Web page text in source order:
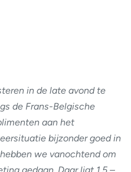
in de late avond te
de Frans-Belgische
aan het
bijzonder goed in
hebben we vanochtend om